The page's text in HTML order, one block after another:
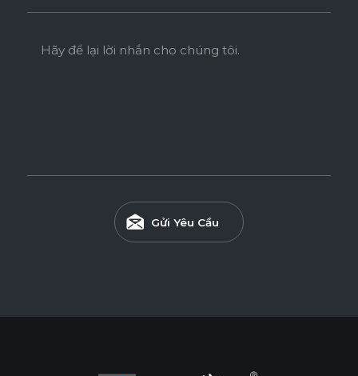
Hãy để lại lời nhắn cho chúng tôi.
Gửi Yêu Cầu